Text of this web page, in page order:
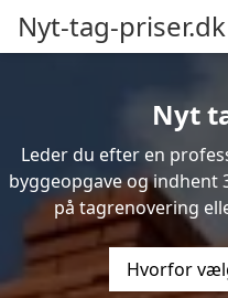
Nyt-tag-priser.dk
Nyt
Leder du efter en
byggeopgave og
på tagrenovering
Hvorfor